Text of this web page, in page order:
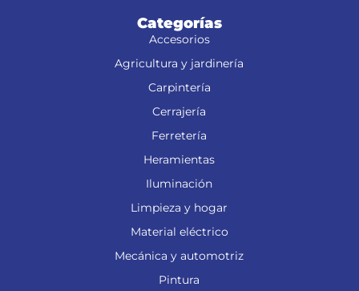
Categorías
Accesorios
Agricultura y jardinería
Carpintería
Cerrajería
Ferretería
Heramientas
Iluminación
Limpieza y hogar
Material eléctrico
Mecánica y automotriz
Pintura